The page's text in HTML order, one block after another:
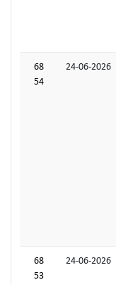
68
54
24-06-2026
68
53
24-06-2026